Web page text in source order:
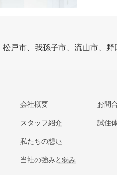
市、我孫子市、流山市、野
会社概要
スタッフ紹介
私たちの想い
当社の強みと弱み
お問
試住